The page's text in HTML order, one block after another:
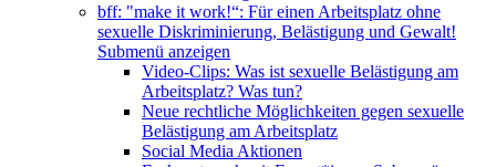
bff: "make it work!“: Für einen Arbeitsplatz ohne
sexuelle Diskriminierung, Belästigung und Gewalt!
Submenü anzeigen
Video-Clips: Was ist sexuelle Belästigung am
Arbeitsplatz? Was tun?
Neue rechtliche Möglichkeiten gegen sexuelle
Belästigung am Arbeitsplatz
Social Media Aktionen